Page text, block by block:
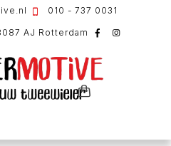
010 - 737 0031
AJ Rotterdam